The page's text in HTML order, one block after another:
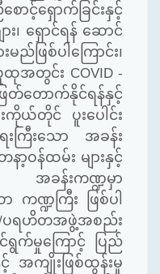
ရှောက်ခြင်းနှင့်
၊ ရှောင်ရန် ဆောင်
ည်ဖြစ်ပါကြောင်း၊
ထုအတွင်း COVID -
တ်တောက်နိုင်ရန်နှင့်
ကိုယ်တိုင် ပူးပေါင်း
ကြီးသော အခန်း
ဝန်ထမ်း များနှင့်
အခန်းကဏ္ဍမှာ
ဏ္ဍကြီး ဖြစ်ပါ
ပရဟိတအဖွဲ့အစည်း
င်ရွက်မှုကြောင့် ပြည်
ကျိုးဖြစ်ထွန်းမှု